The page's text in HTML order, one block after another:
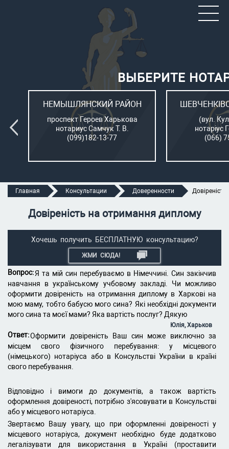
ВЫБЕРИТЕ
НЕМЫШЛЯНСКИЙ РАЙОН
проспект Героев Харькова
нотариус Самчук Т. В.
(099)182-13-77
(вул.
нотаріус
(066)
Главная Консультации Доверенности
Довіреність на отримання диплому
Хочешь получить БЕСПЛАТНУЮ консультацию?
ЖМИ СЮДА!
Вопрос:Я та мій син перебуваємо в Німеччині. Син закінчив
навчання в українському учбовому закладі. Чи можливо
оформити довіреність на отримання диплому в Харкові на
мою маму, тобто бабусю мого сина? Які необхідні документи
мого сина та моєї мами? Яка вартість послуг? Дякую
Юлія, Харьков
Ответ:Оформити довіреність Ваш син може виключно за
місцем свого фізичного перебування: у місцевого
(німецького) нотаріуса або в Консульстві України в країні
свого перебування.
Відповідно і вимоги до документів, а також вартість
оформлення довіреності, потрібно з'ясовувати в Консульстві
або у місцевого нотаріуса.
Звертаємо Вашу увагу, що при оформленні довіреності у
місцевого нотаріуса, документ необхідно буде додатково
легалізувати для використання в Україні (проставити